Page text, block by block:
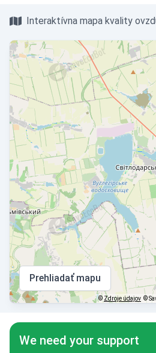
Interaktívna mapa kvality
Prehliadať mapu
© Zdroje údajov ©
We need your support